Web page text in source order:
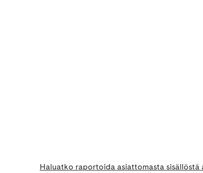
Haluatko raportoida asiattomasta sisällöstä